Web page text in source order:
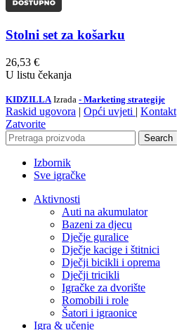
Stolni set za košarku
26,53 €
U listu čekanja
KIDZILLA Izrada - Marketing strategije
Raskid ugovora | Opći uvjeti | Kontakt
Zatvorite
Search
Izbornik
Sve igračke
Aktivnosti
Auti na akumulator
Bazeni za djecu
Dječje guralice
Dječje kacige i štitnici
Dječji bicikli i oprema
Dječji tricikli
Igračke za dvorište
Romobili i role
Šatori i igraonice
Igra & učenje